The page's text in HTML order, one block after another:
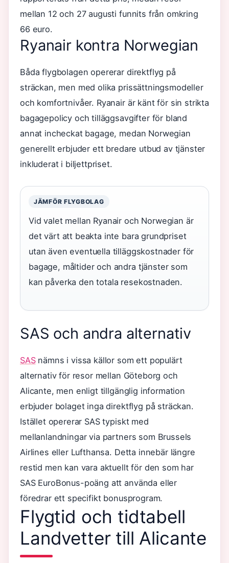
mellan 12 och 27 augusti funnits från omkring
66 euro.
Ryanair kontra Norwegian
Båda flygbolagen opererar direktflyg på
sträckan, men med olika prissättningsmodeller
och komfortnivåer. Ryanair är känt för sin strikta
bagagepolicy och tilläggsavgifter för bland
annat incheckat bagage, medan Norwegian
generellt erbjuder ett bredare utbud av tjänster
inkluderat i biljettpriset.
JÄMFÖR FLYGBOLAG
Vid valet mellan Ryanair och Norwegian är
det värt att beakta inte bara grundpriset
utan även eventuella tilläggskostnader för
bagage, måltider och andra tjänster som
kan påverka den totala resekostnaden.
SAS och andra alternativ
SASnämns i vissa källor som ett populärt
alternativ för resor mellan Göteborg och
Alicante, men enligt tillgänglig information
erbjuder bolaget inga direktflyg på sträckan.
Istället opererar SAS typiskt med
mellanlandningar via partners som Brussels
Airlines eller Lufthansa. Detta innebär längre
restid men kan vara aktuellt för den som har
SAS EuroBonus-poäng att använda eller
föredrar ett specifikt bonusprogram.
Flygtid och tidtabell
Landvetter till Alicante